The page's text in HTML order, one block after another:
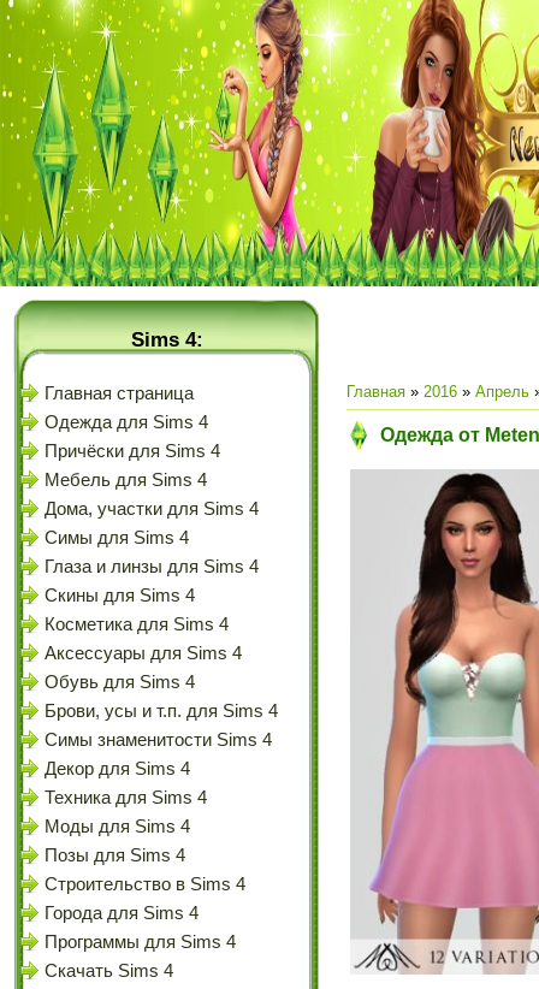
Sims 4:
Главная страница
Одежда для Sims 4
Причёски для Sims 4
Мебель для Sims 4
Дома, участки для Sims 4
Симы для Sims 4
Глаза и линзы для Sims 4
Скины для Sims 4
Косметика для Sims 4
Аксессуары для Sims 4
Обувь для Sims 4
Брови, усы и т.п. для Sims 4
Симы знаменитости Sims 4
Декор для Sims 4
Техника для Sims 4
Моды для Sims 4
Позы для Sims 4
Строительство в Sims 4
Города для Sims 4
Программы для Sims 4
Скачать Sims 4
Главная » 2016 » Апрель
Одежда от